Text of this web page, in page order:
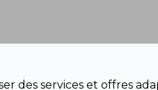
des services et offres